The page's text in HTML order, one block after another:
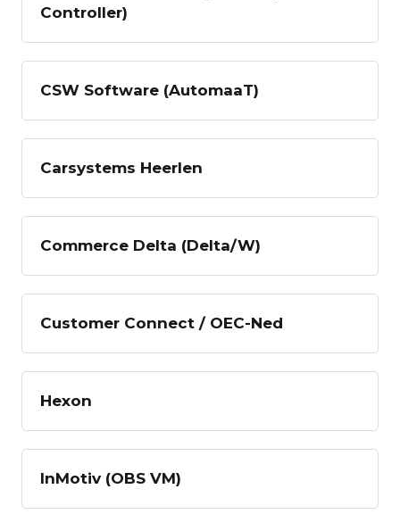
Controller)
CSW Software (AutomaaT)
Carsystems Heerlen
Commerce Delta (Delta/W)
Customer Connect / OEC-Ned
Hexon
InMotiv (OBS VM)